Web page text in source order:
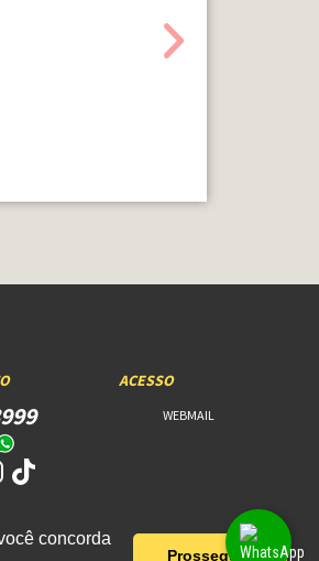
concorda
Prosseguir!
ACESSO
WEBMAIL